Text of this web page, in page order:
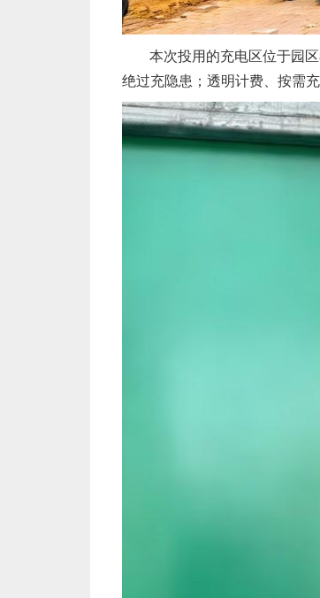
本次投用的充电区位于园
绝过充隐患；透明计费、按需充